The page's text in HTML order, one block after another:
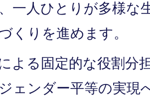
一人ひとりが多様な
くりを進めます。
よる固定的な役割分
ェンダー平等の実現